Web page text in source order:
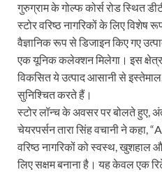
गुरुग्राम के गोल्फ कोर्स रोड स्थित
स्टोर वरिष्ठ नागरिकों के लिए विशेष
वैज्ञानिक रूप से डिजाइन किए गए
एक यूनिक कलेक्शन मिलेगा। इस
विकसित ये उत्पाद आसानी से
सुनिश्चित करते हैं।
स्टोर लॉन्च के अवसर पर बोलते हुए,
चेयरपर्सन तारा सिंह वचानी ने कहा,
वरिष्ठ नागरिकों को स्वस्थ,
लिए सक्षम बनाना है। यह केवल एक